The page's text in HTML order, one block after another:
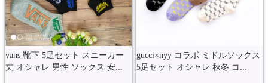
vans 靴下 5足セット スニーカー
丈 オシャレ 男性 ソックス 安...
gucci×nyy コラボ ミドルソックス
5足セット オシャレ 秋冬 コ...